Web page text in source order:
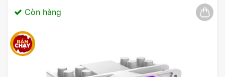
03/2025
Còn hàng